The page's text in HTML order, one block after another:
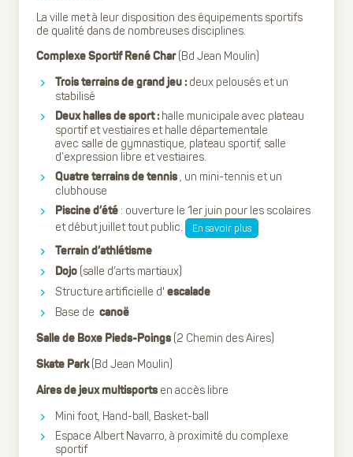
La ville met à leur disposition des équipements sportifs
de qualité dans de nombreuses disciplines.
Complexe Sportif René Char (Bd Jean Moulin)
Trois terrains de grand jeu : deux pelousés et un
stabilisé
Deux halles de sport : halle municipale avec plateau
sportif et vestiaires et halle départementale
avec salle de gymnastique, plateau sportif, salle
d’expression libre et vestiaires.
Quatre terrains de tennis, un mini-tennis et un
clubhouse
Piscine d’été : ouverture le 1er juin pour les scolaires
et début juillet tout public.
En savoir plus
Terrain d’athlétisme
Dojo (salle d’arts martiaux)
Structure artificielle d' escalade
Base de canoë
Salle de Boxe Pieds-Poings (2 Chemin des Aires)
Skate Park (Bd Jean Moulin)
Aires de jeux multisports en accès libre
Mini foot, Hand-ball, Basket-ball
Espace Albert Navarro, à proximité du complexe
sportif